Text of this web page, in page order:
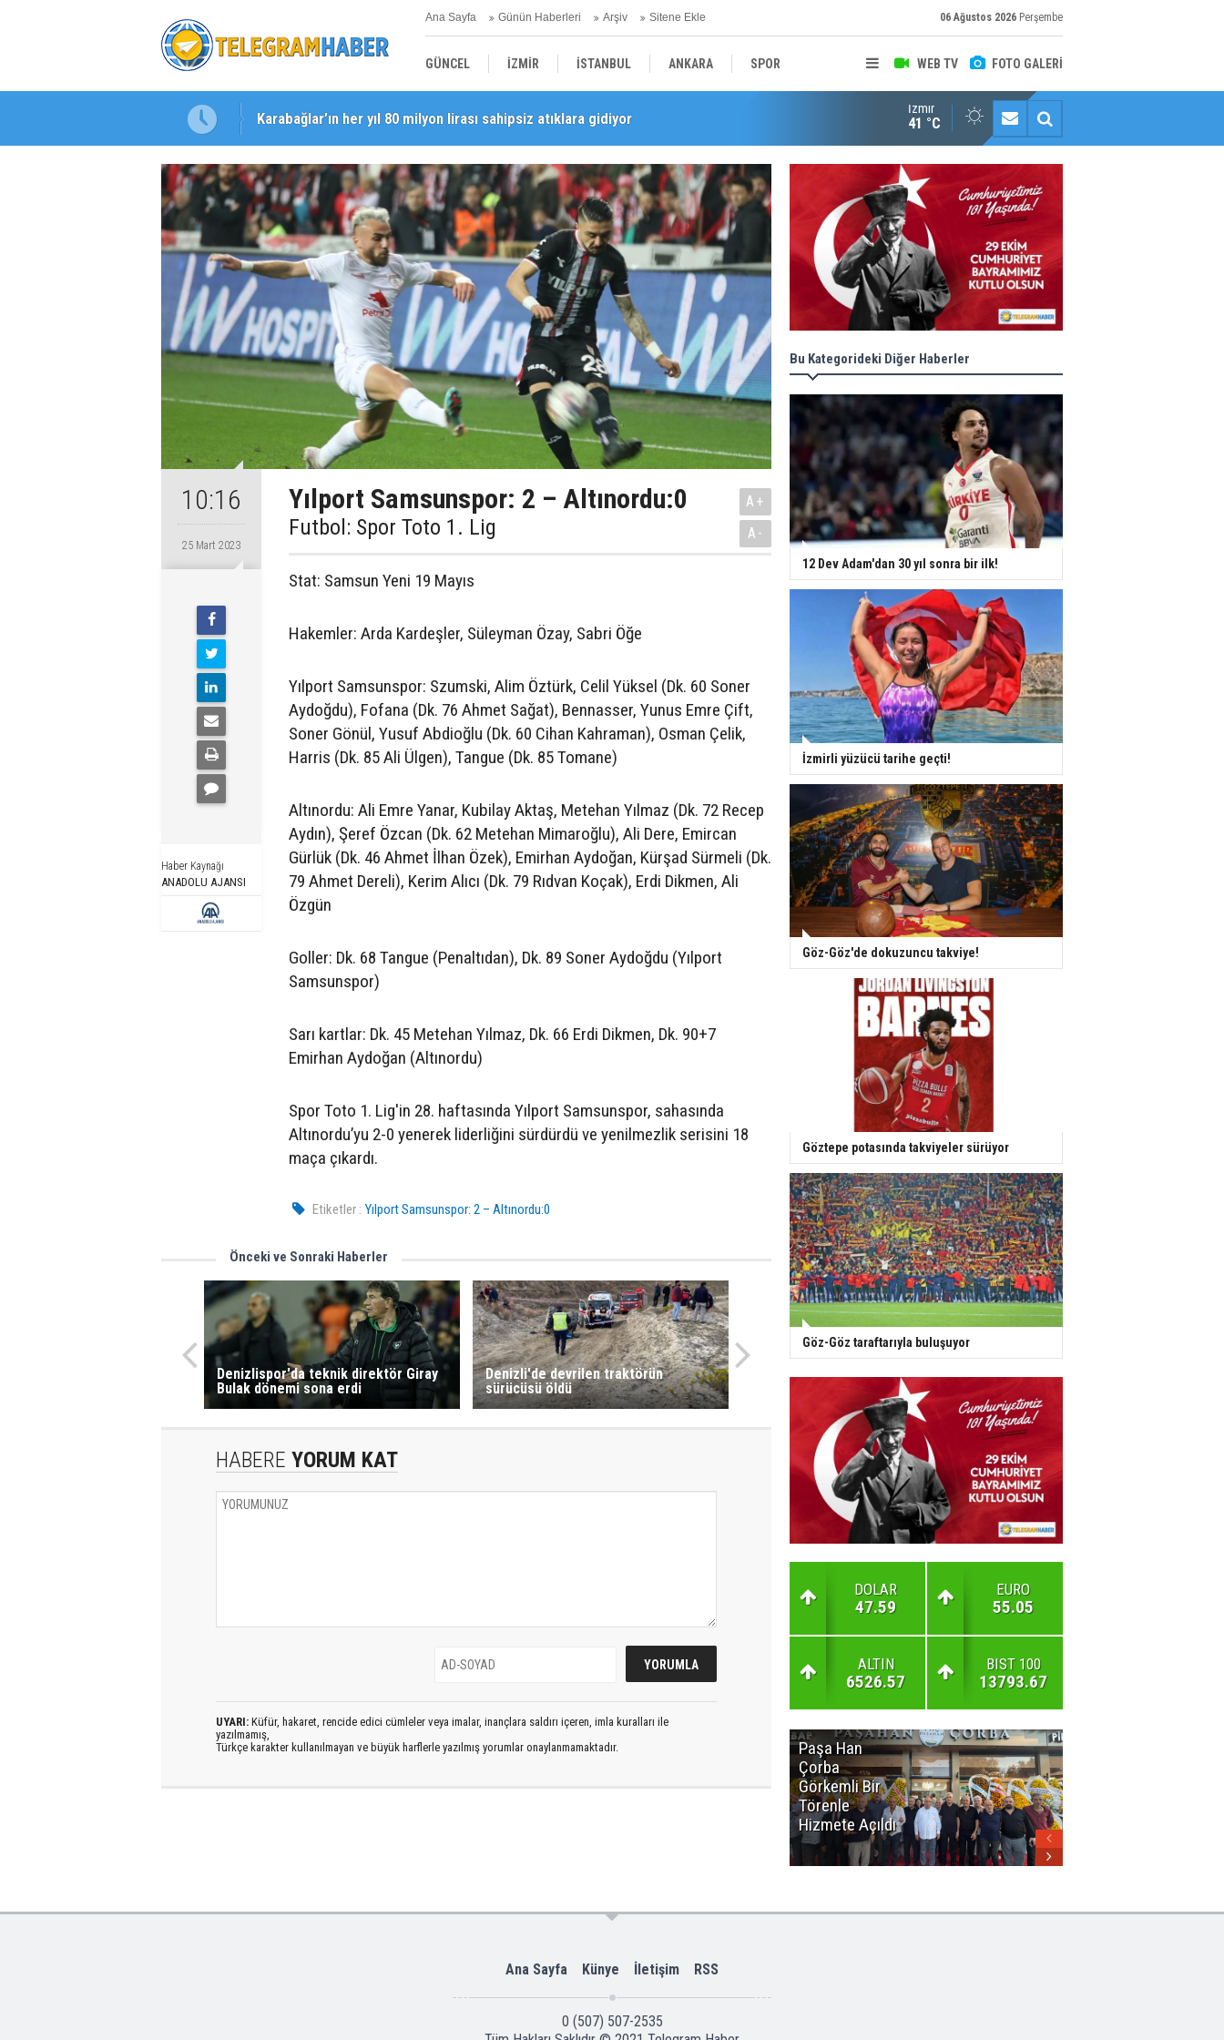
Ana Sayfa Günün Haberleri Arşiv Sitene Ekle 06 Ağustos 2026 Perşembe
WEB TV FOTO GALERİ
GÜNCEL İZMİR İSTANBUL ANKARA SPOR
YEREL SAĞLIK EKONOMİ
Karabağlar’ın her yıl 80 milyon lirası sahipsiz atıklara gidiyor
Başkan Eşki’den Çamdibi’nde esnaf turu Halk istedi, ESHOT düzenledi
İzmir
41 °C
10:16
25 Mart 2023
Haber Kaynağı
ANADOLU AJANSI
Yılport Samsunspor: 2 – Altınordu:0
Futbol: Spor Toto 1. Lig
A+
A-
Stat: Samsun Yeni 19 Mayıs
Hakemler: Arda Kardeşler, Süleyman Özay, Sabri Öğe
Yılport Samsunspor: Szumski, Alim Öztürk, Celil Yüksel (Dk. 60 Soner
Aydoğdu), Fofana (Dk. 76 Ahmet Sağat), Bennasser, Yunus Emre Çift,
Soner Gönül, Yusuf Abdioğlu (Dk. 60 Cihan Kahraman), Osman Çelik,
Harris (Dk. 85 Ali Ülgen), Tangue (Dk. 85 Tomane)
Altınordu: Ali Emre Yanar, Kubilay Aktaş, Metehan Yılmaz (Dk. 72 Recep
Aydın), Şeref Özcan (Dk. 62 Metehan Mimaroğlu), Ali Dere, Emircan
Gürlük (Dk. 46 Ahmet İlhan Özek), Emirhan Aydoğan, Kürşad Sürmeli (Dk.
79 Ahmet Dereli), Kerim Alıcı (Dk. 79 Rıdvan Koçak), Erdi Dikmen, Ali
Özgün
Goller: Dk. 68 Tangue (Penaltıdan), Dk. 89 Soner Aydoğdu (Yılport
Samsunspor)
Sarı kartlar: Dk. 45 Metehan Yılmaz, Dk. 66 Erdi Dikmen, Dk. 90+7
Emirhan Aydoğan (Altınordu)
Spor Toto 1. Lig'in 28. haftasında Yılport Samsunspor, sahasında
Altınordu’yu 2-0 yenerek liderliğini sürdürdü ve yenilmezlik serisini 18
maça çıkardı.
Etiketler : Yılport Samsunspor: 2 – Altınordu:0
Önceki ve Sonraki Haberler
Denizlispor'da teknik direktör Giray
Bulak dönemi sona erdi
Denizli'de devrilen traktörün
sürücüsü öldü
HABERE YORUM KAT
UYARI: Küfür, hakaret, rencide edici cümleler veya imalar, inançlara saldırı içeren, imla kuralları ile
yazılmamış,
Türkçe karakter kullanılmayan ve büyük harflerle yazılmış yorumlar onaylanmamaktadır.
Bu Kategorideki Diğer Haberler
12 Dev Adam'dan 30 yıl sonra bir ilk!
İzmirli yüzücü tarihe geçti!
Göz-Göz'de dokuzuncu takviye!
Göztepe potasında takviyeler sürüyor
Göz-Göz taraftarıyla buluşuyor
DOLAR
47.59
EURO
55.05
ALTIN
6526.57
BIST 100
13793.67
Paşa Han
Çorba
Görkemli Bir
Törenle
Hizmete Açıldı
Ana Sayfa Künye İletişim RSS
0 (507) 507-2535